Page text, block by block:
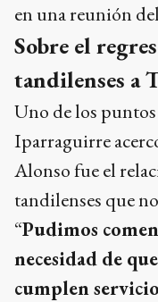
en una reunión
Sobre el
tandilenses a
Uno de los
Iparraguirre
Alonso fue el
tandilenses que
“Pudimos
necesidad de
cumplen